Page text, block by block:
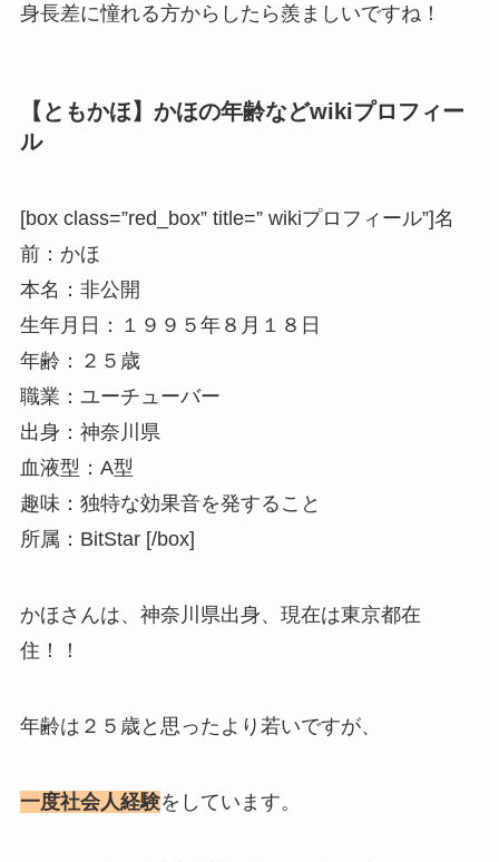
身長差に憧れる方からしたら羨ましいですね！
【ともかほ】かほの年齢などwikiプロフィー
ル
[box class=”red_box” title=” wikiプロフィール”]名
前：かほ
本名：非公開
生年月日：１９９５年８月１８日
年齢：２５歳
職業：ユーチューバー
出身：神奈川県
血液型：A型
趣味：独特な効果音を発すること
所属：BitStar [/box]
かほさんは、神奈川県出身、現在は東京都在
住！！
年齢は２５歳と思ったより若いですが、
一度社会人経験をしています。